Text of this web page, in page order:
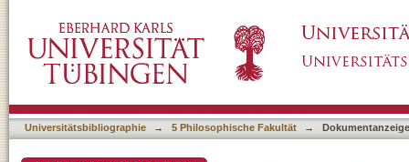
Universitätsbibliographie → 5 Philosophische Fakultät → Dokumentanzeige